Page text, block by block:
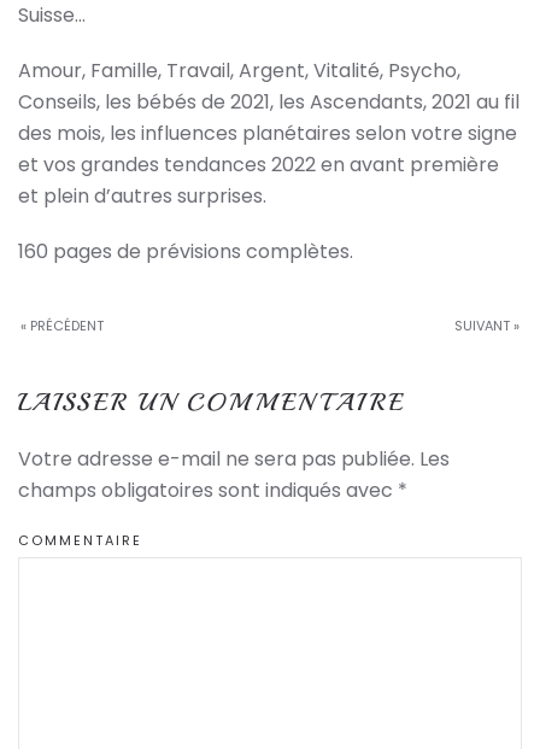
Suisse…
Amour, Famille, Travail, Argent, Vitalité, Psycho,
Conseils, les bébés de 2021, les Ascendants, 2021 au fil
des mois, les influences planétaires selon votre signe
et vos grandes tendances 2022 en avant première
et plein d’autres surprises.
160 pages de prévisions complètes.
« PRÉCÉDENT SUIVANT »
LAISSER UN COMMENTAIRE
Votre adresse e-mail ne sera pas publiée. Les
champs obligatoires sont indiqués avec *
COMMENTAIRE